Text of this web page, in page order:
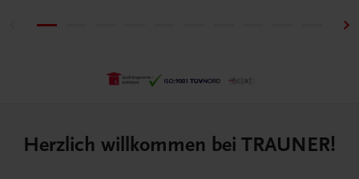
Herzlich willkommen bei TRAUNER!